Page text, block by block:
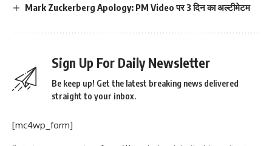
Mark Zuckerberg Apology: PM Video पर 3 दिन का अल्टीमेटम
Sign Up For Daily Newsletter
Be keep up! Get the latest breaking news delivered
straight to your inbox.
[mc4wp_form]